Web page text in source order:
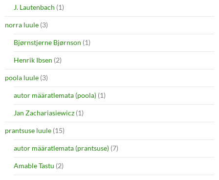
J. Lautenbach (1)
norra luule (3)
Bjørnstjerne Bjørnson (1)
Henrik Ibsen (2)
poola luule (3)
autor määratlemata (poola) (1)
Jan Zachariasiewicz (1)
prantsuse luule (15)
autor määratlemata (prantsuse) (7)
Amable Tastu (2)